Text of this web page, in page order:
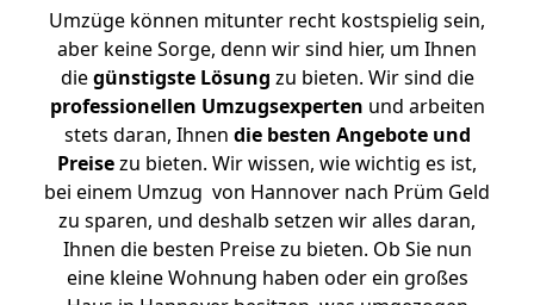
Umzüge können mitunter recht kostspielig sein,
aber keine Sorge, denn wir sind hier, um Ihnen
diegünstigste Lösung zu bieten. Wir sind die
professionellen Umzugsexperten und arbeiten
stets daran, Ihnen die besten Angebote und
Preisezu bieten. Wir wissen, wie wichtig es ist,
bei einem Umzug von Hannover nach Prüm Geld
zu sparen, und deshalb setzen wir alles daran,
Ihnen die besten Preise zu bieten. Ob Sie nun
eine kleine Wohnung haben oder ein großes